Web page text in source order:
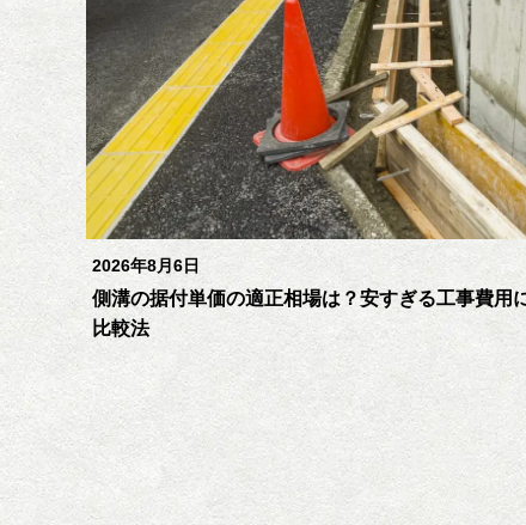
2026年8月6日
側溝の据付単価の適正相場は？安すぎる工事費用
比較法